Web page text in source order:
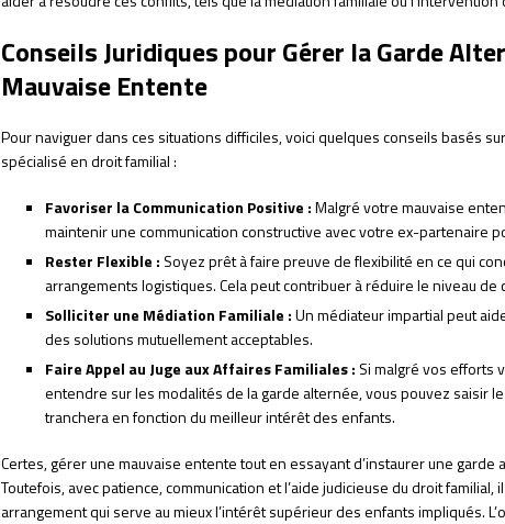
Conseils Juridiques pour Gérer la Garde
Mauvaise Entente
Pour naviguer dans ces situations difficiles, voici quelques conseils basés
spécialisé en droit familial :
Favoriser la Communication Positive :Malgré votre mauvaise
maintenir une communication constructive avec votre ex-partenaire
Rester Flexible : Soyez prêt à faire preuve de flexibilité en ce qui
arrangements logistiques. Cela peut contribuer à réduire le niveau de
Solliciter une Médiation Familiale :Un médiateur impartial peut
des solutions mutuellement acceptables.
Faire Appel au Juge aux Affaires Familiales : Si malgré vos efforts
entendre sur les modalités de la garde alternée, vous pouvez saisir
tranchera en fonction du meilleur intérêt des enfants.
Certes, gérer une mauvaise entente tout en essayant d’instaurer une garde
Toutefois, avec patience, communication et l’aide judicieuse du droit familial,
arrangement qui serve au mieux l’intérêt supérieur des enfants impliqués.